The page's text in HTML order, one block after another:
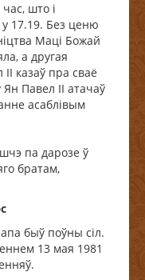
што і
17.19. Без ценю
Маці Божай
а другая
казаў пра сваё
Павел ІІ атачаў
асаблівым
па дарозе ў
братам,
быў поўны сіл.
13 мая 1981